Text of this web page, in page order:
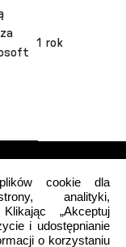
1 rok
cookie dla
analityki,
„Akceptuj
i udostępnianie
o korzystaniu